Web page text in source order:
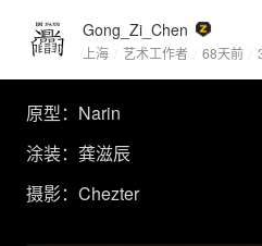
Gong_Zi_Chen
上海 艺术工作者 68天前
原型：Narin
涂装：龚滋辰
摄影：Chezter